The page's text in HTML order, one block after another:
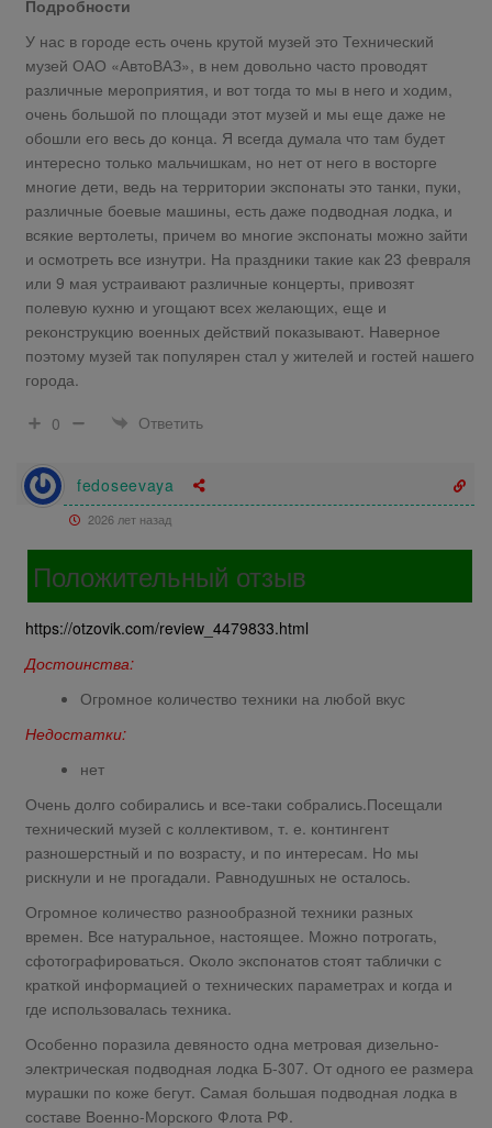
Подробности
У нас в городе есть очень крутой музей это Технический
музей ОАО «АвтоВАЗ», в нем довольно часто проводят
различные мероприятия, и вот тогда то мы в него и ходим,
очень большой по площади этот музей и мы еще даже не
обошли его весь до конца. Я всегда думала что там будет
интересно только мальчишкам, но нет от него в восторге
многие дети, ведь на территории экспонаты это танки, пуки,
различные боевые машины, есть даже подводная лодка, и
всякие вертолеты, причем во многие экспонаты можно зайти
и осмотреть все изнутри. На праздники такие как 23 февраля
или 9 мая устраивают различные концерты, привозят
полевую кухню и угощают всех желающих, еще и
реконструкцию военных действий показывают. Наверное
поэтому музей так популярен стал у жителей и гостей нашего
города.
0
Ответить
fedoseevaya
2026 лет назад
Положительный отзыв
https://otzovik.com/review_4479833.html
Достоинства:
Огромное количество техники на любой вкус
Недостатки:
нет
Очень долго собирались и все-таки собрались.Посещали
технический музей с коллективом, т. е. контингент
разношерстный и по возрасту, и по интересам. Но мы
рискнули и не прогадали. Равнодушных не осталось.
Огромное количество разнообразной техники разных
времен. Все натуральное, настоящее. Можно потрогать,
сфотографироваться. Около экспонатов стоят таблички с
краткой информацией о технических параметрах и когда и
где использовалась техника.
Особенно поразила девяносто одна метровая дизельно-
электрическая подводная лодка Б-307. От одного ее размера
мурашки по коже бегут. Самая большая подводная лодка в
составе Военно-Морского Флота РФ.